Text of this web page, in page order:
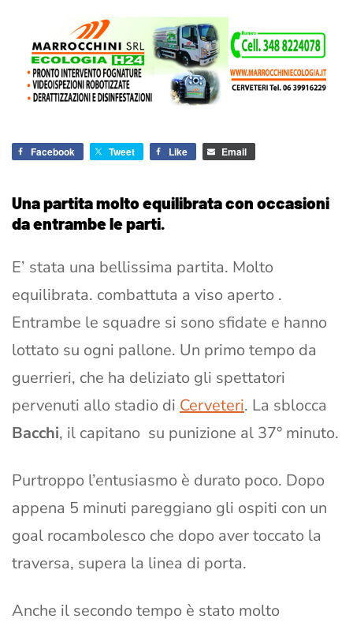
Facebook Tweet Like Email
Una partita molto equilibrata con occasioni
da entrambe le parti.
E’ stata una bellissima partita. Molto
equilibrata. combattuta a viso aperto .
Entrambe le squadre si sono sfidate e hanno
lottato su ogni pallone. Un primo tempo da
guerrieri, che ha deliziato gli spettatori
pervenuti allo stadio di Cerveteri. La sblocca
Bacchi, il capitano su punizione al 37° minuto.
Purtroppo l’entusiasmo è durato poco. Dopo
appena 5 minuti pareggiano gli ospiti con un
goal rocambolesco che dopo aver toccato la
traversa, supera la linea di porta.
Anche il secondo tempo è stato molto